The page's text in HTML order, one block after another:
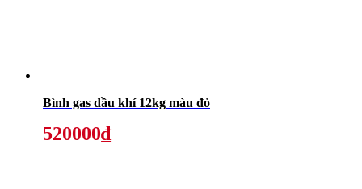
Bình gas dầu khí 12kg màu đỏ
520000₫